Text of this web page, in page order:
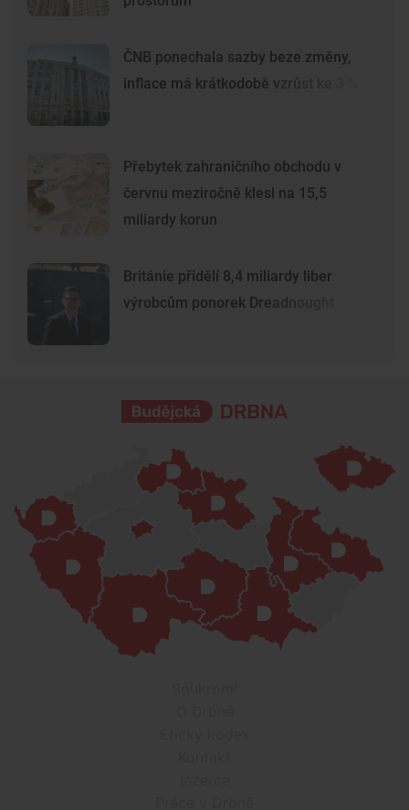
ČNB ponechala sazby beze změny,
inflace má krátkodobě vzrůst ke 3 %
Přebytek zahraničního obchodu v
červnu meziročně klesl na 15,5
miliardy korun
Británie přidělí 8,4 miliardy liber
výrobcům ponorek Dreadnought